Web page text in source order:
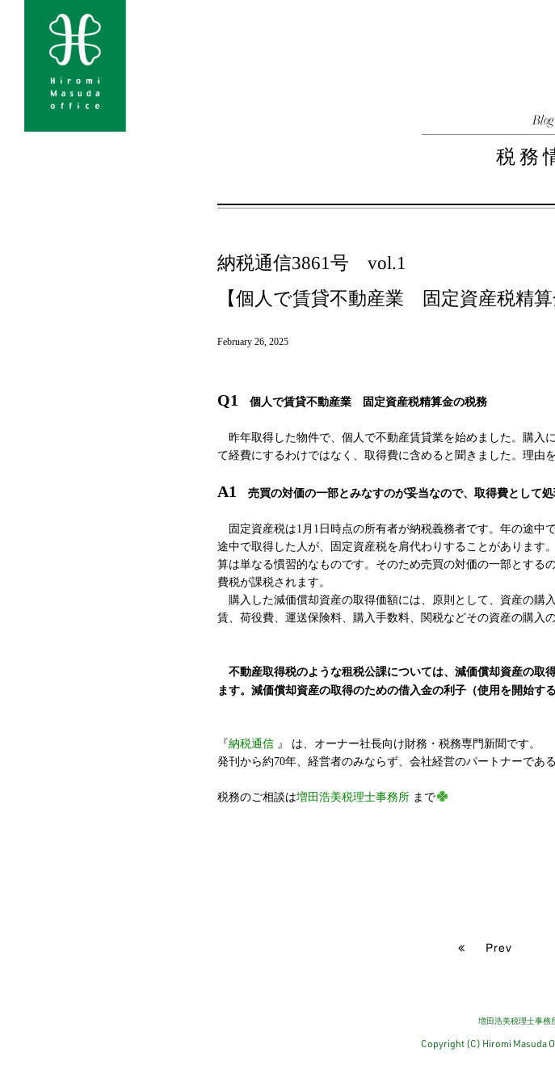
Blog
税務
納税通信3861号 vol.1
【個人で賃貸不動産業 固定資産税精算
February 26, 2025
Q1 個人で賃貸不動産業 固定資産税精算金の税務
昨年取得した物件で、個人で不動産賃貸業を始めました。購入
て経費にするわけではなく、取得費に含めると聞きました。理由
A1 売買の対価の一部とみなすのが妥当なので、取得費として処
固定資産税は1月1日時点の所有者が納税義務者です。年の途中
途中で取得した人が、固定資産税を肩代わりすることがありま
算は単なる慣習的なものです。そのため売買の対価の一部とする
費税が課税されます。
購入した減価償却資産の取得価額には、原則として、資産の購
賃、荷役費、運送保険料、購入手数料、関税などその資産の購入
不動産取得税のような租税公課については、減価償却資産の取
ます。減価償却資産の取得のための借入金の利子（使用を開始す
『納税通信 』 は、オーナー社長向け財務・税務専門新聞です。
発刊から約70年、経営者のみならず、会社経営のパートナーであ
税務のご相談は増田浩美税理士事務所まで
Prev
増田浩美税理士事務
Copyright (C) Hiromi Masuda